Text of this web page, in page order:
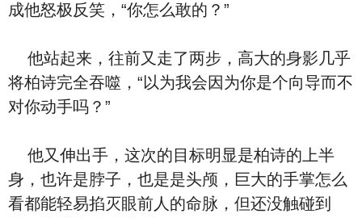
成他怒极反笑，“你怎么敢的？”
他站起来，往前又走了两步，高大的身影几乎
将柏诗完全吞噬，“以为我会因为你是个向导而不
对你动手吗？”
他又伸出手，这次的目标明显是柏诗的上半
身，也许是脖子，也是是头颅，巨大的手掌怎么
看都能轻易掐灭眼前人的命脉，但还没触碰到